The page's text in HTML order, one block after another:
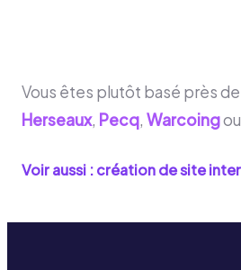
Vous êtes plutôt basé près de
Herseaux, Pecq, Warcoingou
Voir aussi : création de site